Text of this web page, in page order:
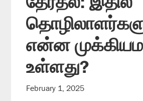
என்ன
உள்ளது?
February 1, 2025